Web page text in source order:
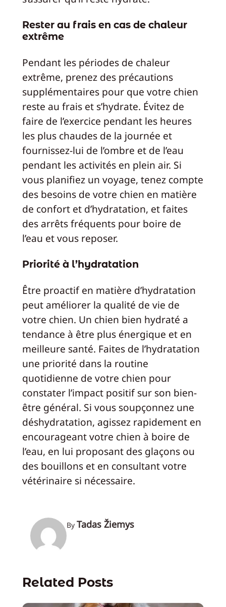
Rester au frais en cas de chaleur
extrême
Pendant les périodes de chaleur
extrême, prenez des précautions
supplémentaires pour que votre chien
reste au frais et s’hydrate. Évitez de
faire de l’exercice pendant les heures
les plus chaudes de la journée et
fournissez-lui de l’ombre et de l’eau
pendant les activités en plein air. Si
vous planifiez un voyage, tenez compte
des besoins de votre chien en matière
de confort et d’hydratation, et faites
des arrêts fréquents pour boire de
l’eau et vous reposer.
Priorité à l’hydratation
Être proactif en matière d’hydratation
peut améliorer la qualité de vie de
votre chien. Un chien bien hydraté a
tendance à être plus énergique et en
meilleure santé. Faites de l’hydratation
une priorité dans la routine
quotidienne de votre chien pour
constater l’impact positif sur son bien-
être général. Si vous soupçonnez une
déshydratation, agissez rapidement en
encourageant votre chien à boire de
l’eau, en lui proposant des glaçons ou
des bouillons et en consultant votre
vétérinaire si nécessaire.
By Tadas Žiemys
Related Posts